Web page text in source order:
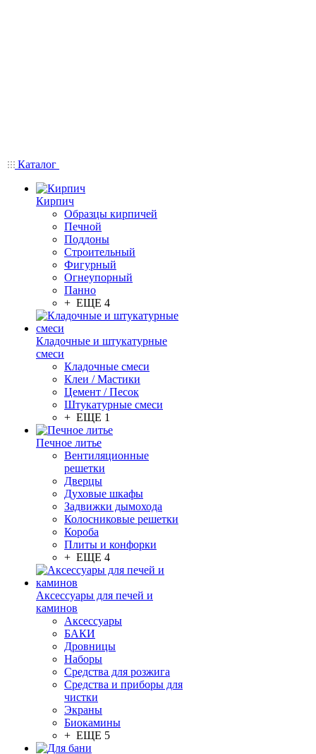
Каталог
Кирпич
Образцы кирпичей
Печной
Поддоны
Строительный
Фигурный
Огнеупорный
Панно
+ ЕЩЕ 4
Кладочные и штукатурные
смеси
Кладочные смеси
Клеи / Мастики
Цемент / Песок
Штукатурные смеси
+ ЕЩЕ 1
Печное литье
Вентиляционные
решетки
Дверцы
Духовые шкафы
Задвижки дымохода
Колосниковые решетки
Короба
Плиты и конфорки
+ ЕЩЕ 4
Аксессуары для печей и
каминов
Аксессуары
БАКИ
Дровницы
Наборы
Средства для розжига
Средства и приборы для
чистки
Экраны
Биокамины
+ ЕЩЕ 5